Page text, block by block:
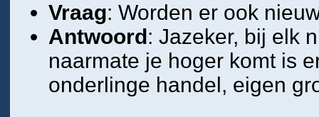
Vraag: Worden er ook
Antwoord : Jazeker, bij elk
naarmate je hoger komt is
onderlinge handel, eigen